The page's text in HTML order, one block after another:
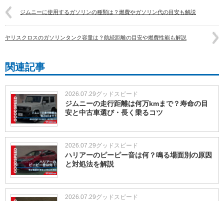
ジムニーに使用するガソリンの種類は？燃費やガソリン代の目安も解説
ヤリスクロスのガソリンタンク容量は？航続距離の目安や燃費性能も解説
関連記事
2026.07.29グッドスピード
ジムニーの走行距離は何万kmまで？寿命の目
安と中古車選び・長く乗るコツ
2026.07.29グッドスピード
ハリアーのピーピー音は何？鳴る場面別の原因
と対処法を解説
2026.07.29グッドスピード